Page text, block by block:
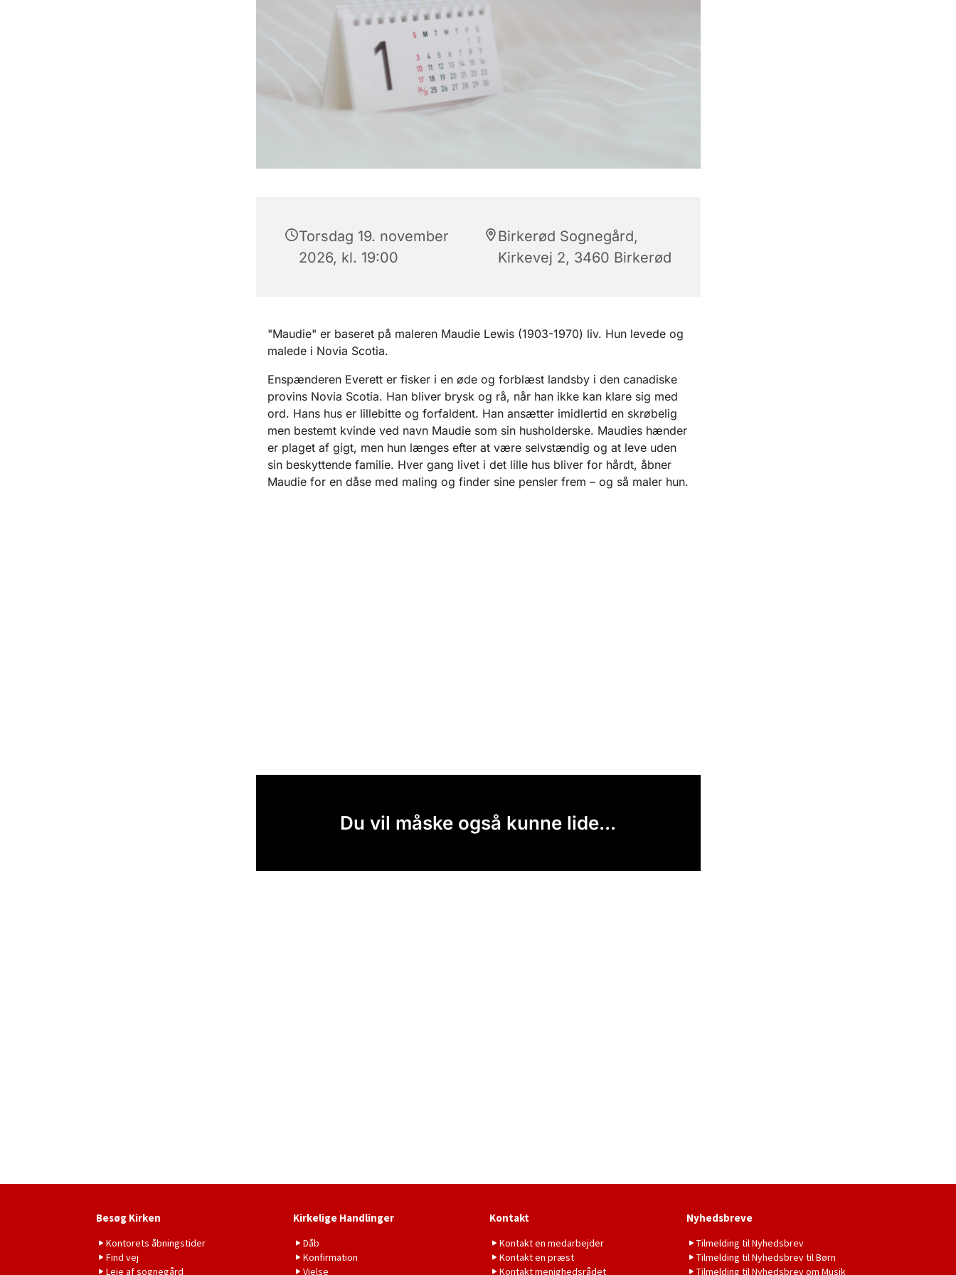
Torsdag 19. november
2026, kl. 19:00
Birkerød Sognegård,
Kirkevej 2, 3460 Birkerød
"Maudie" er baseret på maleren Maudie Lewis (1903-1970) liv. Hun levede og
malede i Novia Scotia.
Enspænderen Everett er fisker i en øde og forblæst landsby i den canadiske
provins Novia Scotia. Han bliver brysk og rå, når han ikke kan klare sig med
ord. Hans hus er lillebitte og forfaldent. Han ansætter imidlertid en skrøbelig
men bestemt kvinde ved navn Maudie som sin husholderske. Maudies hænder
er plaget af gigt, men hun længes efter at være selvstændig og at leve uden
sin beskyttende familie. Hver gang livet i det lille hus bliver for hårdt, åbner
Maudie for en dåse med maling og finder sine pensler frem – og så maler hun.
Du vil måske også kunne lide...
Besøg Kirken
Kontorets åbningstider
Find vej
Leje af sognegård
Kirkelige Handlinger
Dåb
Konfirmation
Vielse
Kontakt
Kontakt en medarbejder
Kontakt en præst
Kontakt menighedsrådet
Nyhedsbreve
Tilmelding til Nyhedsbrev
Tilmelding til Nyhedsbrev til Børn
Tilmelding til Nyhedsbrev om Musik